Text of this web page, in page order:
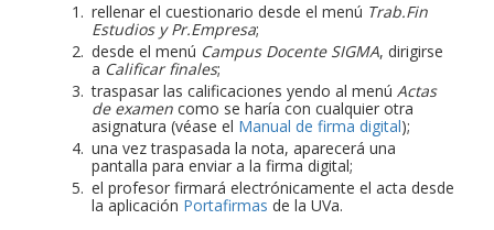
rellenar el cuestionario desde el menú Trab.Fin
Estudios y Pr.Empresa;
desde el menú Campus Docente SIGMA, dirigirse
a Calificar finales;
traspasar las calificaciones yendo al menú Actas
de examen como se haría con cualquier otra
asignatura (véase el Manual de firma digital);
una vez traspasada la nota, aparecerá una
pantalla para enviar a la firma digital;
el profesor firmará electrónicamente el acta desde
la aplicación Portafirmas de la UVa.